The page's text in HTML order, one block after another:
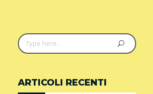
ARTICOLI RECENTI